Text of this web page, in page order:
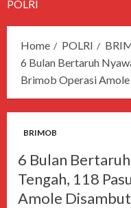
POLRI
Home POLRI
6 Bulan Bertaruh
Brimob Operasi
BRIMOB
6 Bulan
Tengah, 118
Amole